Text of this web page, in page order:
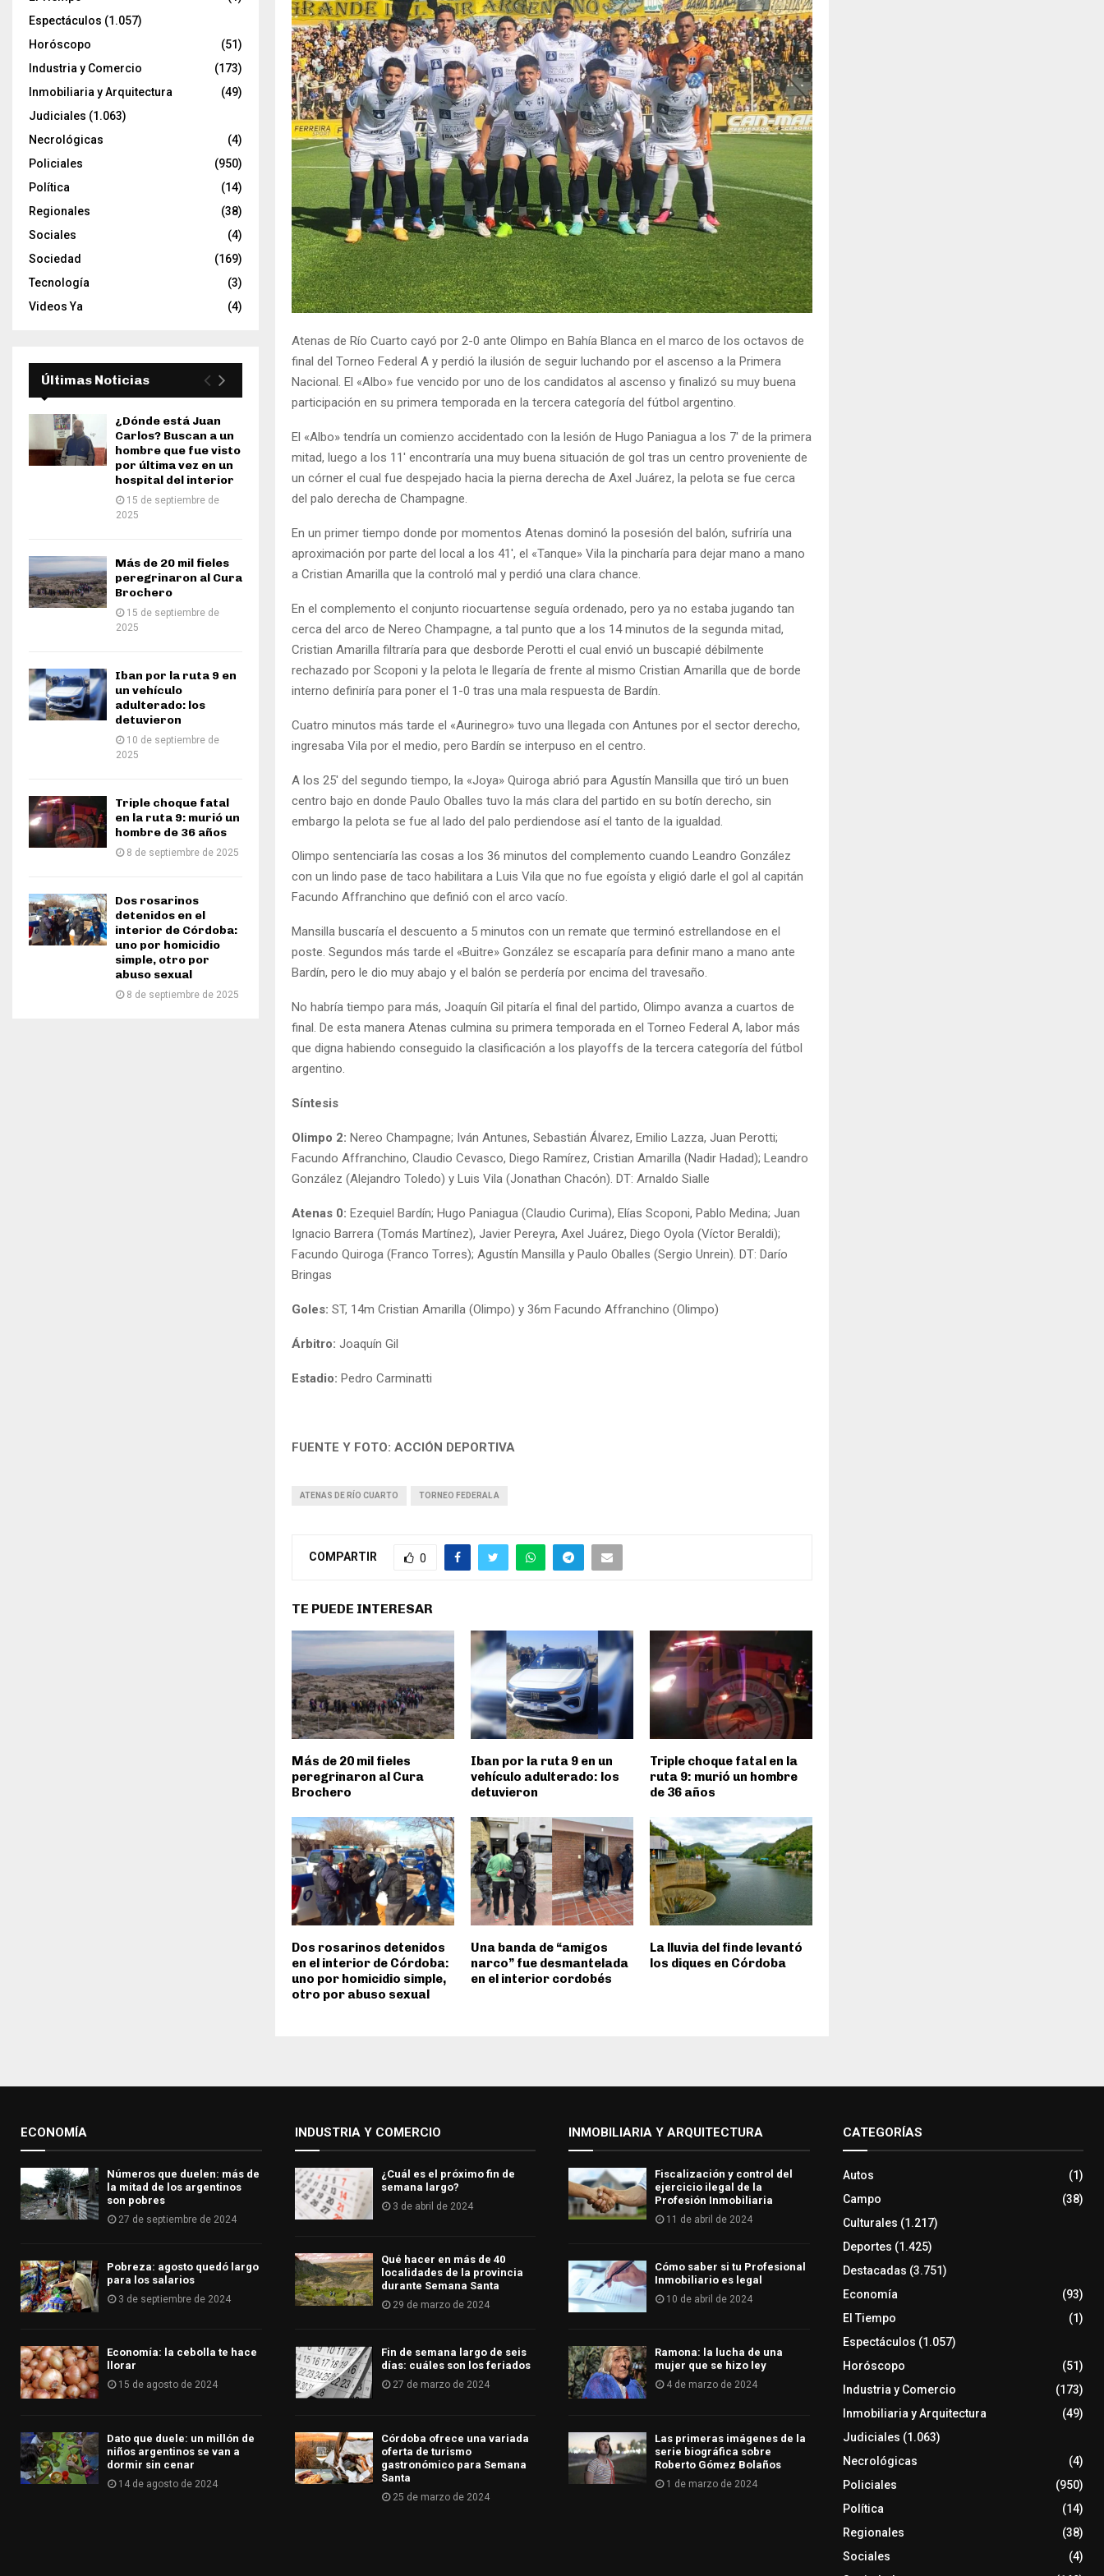
Atenas de Río Cuarto cayó por 2-0 ante Olimpo en Bahía Blanca en el marco de los octavos de
final del Torneo Federal A y perdió la ilusión de seguir luchando por el ascenso a la Primera
Nacional. El «Albo» fue vencido por uno de los candidatos al ascenso y finalizó su muy buena
participación en su primera temporada en la tercera categoría del fútbol argentino.
El «Albo» tendría un comienzo accidentado con la lesión de Hugo Paniagua a los 7′ de la primera
mitad, luego a los 11′ encontraría una muy buena situación de gol tras un centro proveniente de
un córner el cual fue despejado hacia la pierna derecha de Axel Juárez, la pelota se fue cerca
del palo derecha de Champagne.
En un primer tiempo donde por momentos Atenas dominó la posesión del balón, sufriría una
aproximación por parte del local a los 41′, el «Tanque» Vila la pincharía para dejar mano a mano
a Cristian Amarilla que la controló mal y perdió una clara chance.
En el complemento el conjunto riocuartense seguía ordenado, pero ya no estaba jugando tan
cerca del arco de Nereo Champagne, a tal punto que a los 14 minutos de la segunda mitad,
Cristian Amarilla filtraría para que desborde Perotti el cual envió un buscapié débilmente
rechazado por Scoponi y la pelota le llegaría de frente al mismo Cristian Amarilla que de borde
interno definiría para poner el 1-0 tras una mala respuesta de Bardín.
Cuatro minutos más tarde el «Aurinegro» tuvo una llegada con Antunes por el sector derecho,
ingresaba Vila por el medio, pero Bardín se interpuso en el centro.
A los 25′ del segundo tiempo, la «Joya» Quiroga abrió para Agustín Mansilla que tiró un buen
centro bajo en donde Paulo Oballes tuvo la más clara del partido en su botín derecho, sin
embargo la pelota se fue al lado del palo perdiendose así el tanto de la igualdad.
Olimpo sentenciaría las cosas a los 36 minutos del complemento cuando Leandro González
con un lindo pase de taco habilitara a Luis Vila que no fue egoísta y eligió darle el gol al capitán
Facundo Affranchino que definió con el arco vacío.
Mansilla buscaría el descuento a 5 minutos con un remate que terminó estrellandose en el
poste. Segundos más tarde el «Buitre» González se escaparía para definir mano a mano ante
Bardín, pero le dio muy abajo y el balón se perdería por encima del travesaño.
No habría tiempo para más, Joaquín Gil pitaría el final del partido, Olimpo avanza a cuartos de
final. De esta manera Atenas culmina su primera temporada en el Torneo Federal A, labor más
que digna habiendo conseguido la clasificación a los playoffs de la tercera categoría del fútbol
argentino.
Síntesis
Olimpo 2: Nereo Champagne; Iván Antunes, Sebastián Álvarez, Emilio Lazza, Juan Perotti;
Facundo Affranchino, Claudio Cevasco, Diego Ramírez, Cristian Amarilla (Nadir Hadad); Leandro
González (Alejandro Toledo) y Luis Vila (Jonathan Chacón). DT: Arnaldo Sialle
Atenas 0: Ezequiel Bardín; Hugo Paniagua (Claudio Curima), Elías Scoponi, Pablo Medina; Juan
Ignacio Barrera (Tomás Martínez), Javier Pereyra, Axel Juárez, Diego Oyola (Víctor Beraldi);
Facundo Quiroga (Franco Torres); Agustín Mansilla y Paulo Oballes (Sergio Unrein). DT: Darío
Bringas
Goles: ST, 14m Cristian Amarilla (Olimpo) y 36m Facundo Affranchino (Olimpo)
Árbitro: Joaquín Gil
Estadio: Pedro Carminatti
FUENTE Y FOTO: ACCIÓN DEPORTIVA
ATENAS DE RÍO CUARTO TORNEO FEDERAL A
COMPARTIR 0
TE PUEDE INTERESAR
Más de 20 mil fieles
peregrinaron al Cura
Brochero
Iban por la ruta 9 en un
vehículo adulterado: los
detuvieron
Triple choque fatal en la
ruta 9: murió un hombre
de 36 años
Dos rosarinos detenidos
en el interior de Córdoba:
uno por homicidio simple,
otro por abuso sexual
Una banda de “amigos
narco” fue desmantelada
en el interior cordobés
La lluvia del finde levantó
los diques en Córdoba
Espectáculos (1.057)
Horóscopo
(51)
Industria y Comercio
(173)
Inmobiliaria y Arquitectura
(49)
Judiciales (1.063)
Necrológicas
(4)
Policiales
(950)
Política
(14)
Regionales
(38)
Sociales
(4)
Sociedad
(169)
Tecnología
(3)
Videos Ya
(4)
Últimas Noticias
¿Dónde está Juan
Carlos? Buscan a un
hombre que fue visto
por última vez en un
hospital del interior
15 de septiembre de
2025
Más de 20 mil fieles
peregrinaron al Cura
Brochero
15 de septiembre de
2025
Iban por la ruta 9 en
un vehículo
adulterado: los
detuvieron
10 de septiembre de
2025
Triple choque fatal
en la ruta 9: murió un
hombre de 36 años
8 de septiembre de 2025
Dos rosarinos
detenidos en el
interior de Córdoba:
uno por homicidio
simple, otro por
abuso sexual
8 de septiembre de 2025
ECONOMÍA
Números que duelen: más de
la mitad de los argentinos
son pobres
27 de septiembre de 2024
Pobreza: agosto quedó largo
para los salarios
3 de septiembre de 2024
Economía: la cebolla te hace
llorar
15 de agosto de 2024
Dato que duele: un millón de
niños argentinos se van a
dormir sin cenar
14 de agosto de 2024
INDUSTRIA Y COMERCIO
¿Cuál es el próximo fin de
semana largo?
3 de abril de 2024
Qué hacer en más de 40
localidades de la provincia
durante Semana Santa
29 de marzo de 2024
Fin de semana largo de seis
días: cuáles son los feriados
27 de marzo de 2024
Córdoba ofrece una variada
oferta de turismo
gastronómico para Semana
Santa
25 de marzo de 2024
INMOBILIARIA Y ARQUITECTURA
Fiscalización y control del
ejercicio ilegal de la
Profesión Inmobiliaria
11 de abril de 2024
Cómo saber si tu Profesional
Inmobiliario es legal
10 de abril de 2024
Ramona: la lucha de una
mujer que se hizo ley
4 de marzo de 2024
Las primeras imágenes de la
serie biográfica sobre
Roberto Gómez Bolaños
1 de marzo de 2024
CATEGORÍAS
Autos
(1)
Campo
(38)
Culturales (1.217)
Deportes (1.425)
Destacadas (3.751)
Economía
(93)
El Tiempo
(1)
Espectáculos (1.057)
Horóscopo
(51)
Industria y Comercio
(173)
Inmobiliaria y Arquitectura
(49)
Judiciales (1.063)
Necrológicas
(4)
Policiales
(950)
Política
(14)
Regionales
(38)
Sociales
(4)